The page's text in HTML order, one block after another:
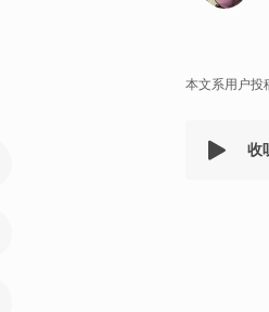
本文系用户投
收